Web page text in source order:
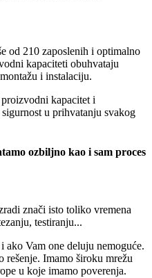
od 210 zaposlenih i optimalno
kapaciteti obuhvataju
i instalaciju.
kapacitet i
u prihvatanju svakog
ozbiljno kao i sam proces
znači isto toliko vremena
testiranju...
ako Vam one deluju nemoguće.
rešenje. Imamo široku mrežu
u koje imamo poverenja.